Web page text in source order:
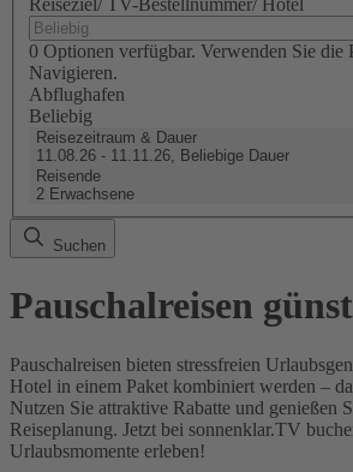
0 Optionen verfügbar. Verwenden Sie die
Navigieren.
Abflughafen
Beliebig
Reisezeitraum & Dauer
11.08.26 - 11.11.26, Beliebige Dauer
Reisende
2 Erwachsene
Suchen
Pauschalreisen
Pauschalreisen bieten stressfreien
Hotel in einem Paket kombiniert werden –
Nutzen Sie attraktive Rabatte und genießen
Reiseplanung. Jetzt bei sonnenklar.TV
Urlaubsmomente erleben!